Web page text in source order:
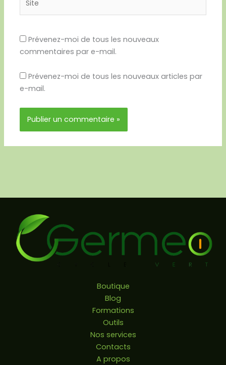
Prévenez-moi de tous les nouveaux
commentaires par e-mail.
Prévenez-moi de tous les nouveaux articles par
e-mail.
Boutique
Blog
Formations
Outils
Nos services
Contacts
A propos